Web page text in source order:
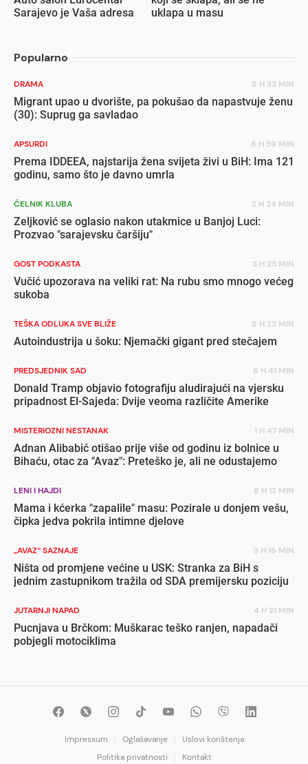
Sarajevo je Vaša adresa
uklapa u masu
Popularno
DRAMA 6 H 33 MIN
Migrant upao u dvorište, pa pokušao da napastvuje ženu
(30): Suprug ga savladao
APSURDI 6 H 59 MIN
Prema IDDEEA, najstarija žena svijeta živi u BiH: Ima 121
godinu, samo što je davno umrla
ČELNIK KLUBA 2 H 24 MIN
Zeljković se oglasio nakon utakmice u Banjoj Luci:
Prozvao "sarajevsku čaršiju"
GOST PODKASTA 3 H 25 MIN
Vučić upozorava na veliki rat: Na rubu smo mnogo većeg
sukoba
TEŠKA ODLUKA SVE BLIŽE 6 H 23 MIN
Autoindustrija u šoku: Njemački gigant pred stečajem
PREDSJEDNIK SAD 6 H 41 MIN
Donald Tramp objavio fotografiju aludirajući na vjersku
pripadnost El-Sajeda: Dvije veoma različite Amerike
MISTERIOZNI NESTANAK 1 H 47 MIN
Adnan Alibabić otišao prije više od godinu iz bolnice u
Bihaću, otac za "Avaz": Preteško je, ali ne odustajemo
LENI I HAJDI 6 H 12 MIN
Mama i kćerka "zapalile" masu: Pozirale u donjem vešu,
čipka jedva pokrila intimne djelove
„AVAZ“ SAZNAJE 3 H 16 MIN
Ništa od promjene većine u USK: Stranka za BiH s
jednim zastupnikom tražila od SDA premijersku poziciju
JUTARNJI NAPAD 4 H 21 MIN
Pucnjava u Brčkom: Muškarac teško ranjen, napadači
pobjegli motociklima
Impressum Oglašavanje
Uslovi korištenja
Politika privatnosti
Kontakt